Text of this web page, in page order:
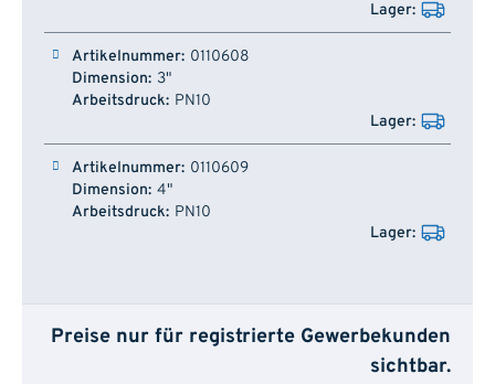
0110608
3"
PN10
0110609
4"
PN10
Preise nur für registrierte Gewerbekunden
sichtbar.